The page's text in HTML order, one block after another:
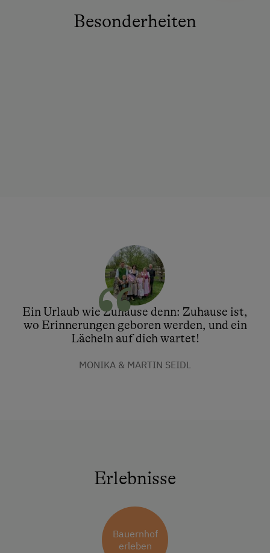
Besonderheiten
Ein Urlaub wie Zuhause denn: Zuhause ist,
wo Erinnerungen geboren werden, und ein
Lächeln auf dich wartet!
MONIKA & MARTIN SEIDL
Erlebnisse
Bauernhof
erleben